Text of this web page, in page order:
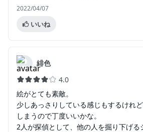
2022/04/07
いいね
緋色
4.0
絵がとても素敵。
少しあっさりしている感じもするけれ
しまうので丁度いいかな。
2人が探偵として、他の人を掘り下げる